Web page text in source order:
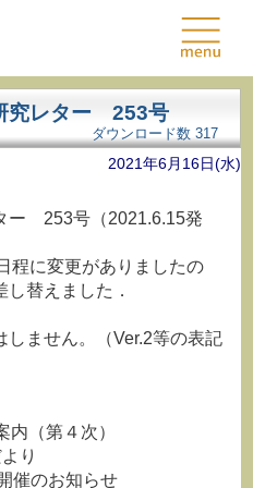
究レター 253号
ダウンロード数 317
2021年6月16日(水)
ー 253号（2021.6.15発
程に変更がありましたの
替えました．
ません。（Ver.2等の表記
内（第４次）
り
催のお知らせ